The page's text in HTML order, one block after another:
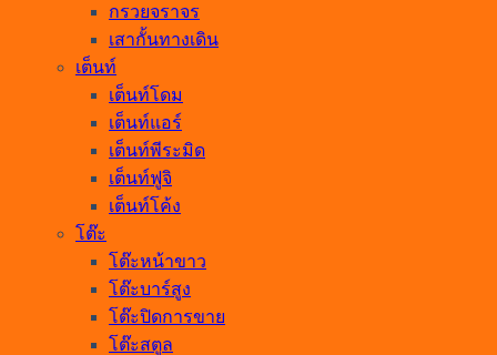
กรวยจราจร
เสากั้นทางเดิน
เต็นท์
เต็นท์โดม
เต็นท์แอร์
เต็นท์พีระมิด
เต็นท์ฟูจิ
เต็นท์โค้ง
โต๊ะ
โต๊ะหน้าขาว
โต๊ะบาร์สูง
โต๊ะปิดการขาย
โต๊ะสตูล